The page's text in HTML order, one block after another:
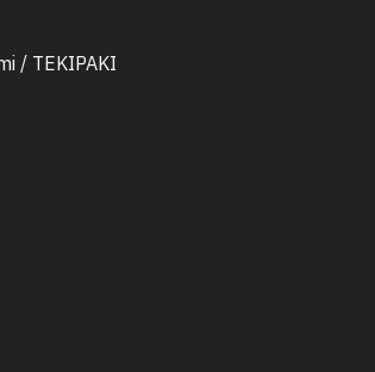
/ TEKIPAKI